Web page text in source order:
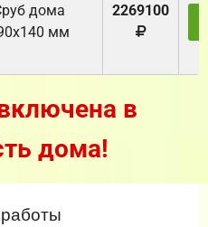
дома
мм
2269100
в
дома!